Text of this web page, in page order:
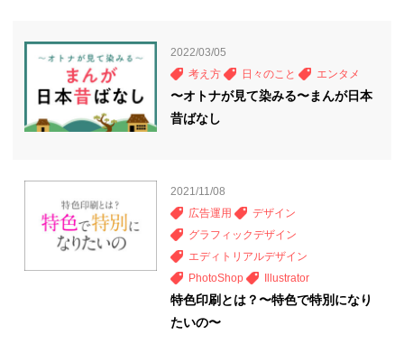
2022/03/05
考え方
日々のこと エンタメ
〜オトナが見て染みる〜まんが日本
昔ばなし
2021/11/08
広告運用
デザイン
グラフィックデザイン
エディトリアルデザイン
PhotoShop
Illustrator
特色印刷とは？〜特色で特別になり
たいの〜